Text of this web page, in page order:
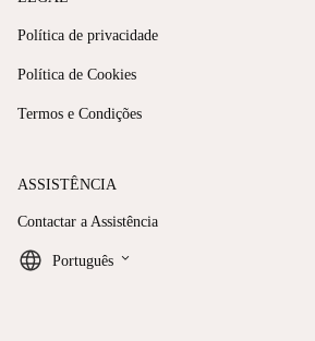
Política de privacidade
Política de Cookies
Termos e Condições
ASSISTÊNCIA
Contactar a Assistência
Português keyboard_arrow_down